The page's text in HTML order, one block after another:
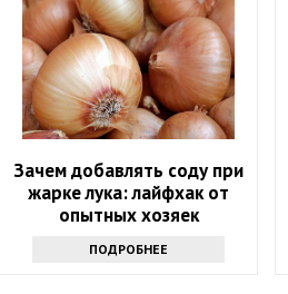
Зачем добавлять соду при
жарке лука: лайфхак от
опытных хозяек
ПОДРОБНЕЕ